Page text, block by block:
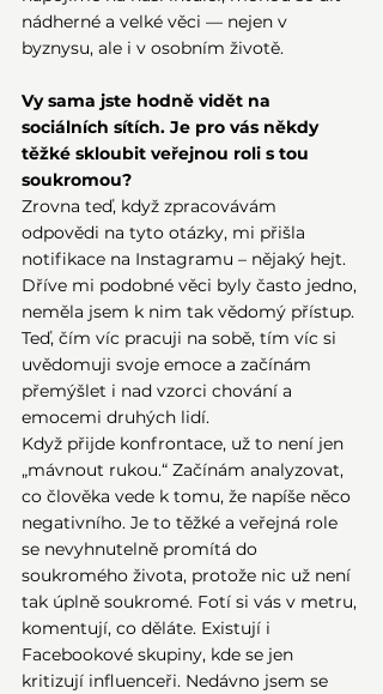
nádherné a velké věci — nejen v
byznysu, ale i v osobním životě.
Vy sama jste hodně vidět na
sociálních sítích. Je pro vás někdy
těžké skloubit veřejnou roli s tou
soukromou?
Zrovna teď, když zpracovávám
odpovědi na tyto otázky, mi přišla
notifikace na Instagramu – nějaký hejt.
Dříve mi podobné věci byly často jedno,
neměla jsem k nim tak vědomý přístup.
Teď, čím víc pracuji na sobě, tím víc si
uvědomuji svoje emoce a začínám
přemýšlet i nad vzorci chování a
emocemi druhých lidí.
Když přijde konfrontace, už to není jen
„mávnout rukou.“ Začínám analyzovat,
co člověka vede k tomu, že napíše něco
negativního. Je to těžké a veřejná role
se nevyhnutelně promítá do
soukromého života, protože nic už není
tak úplně soukromé. Fotí si vás v metru,
komentují, co děláte. Existují i
Facebookové skupiny, kde se jen
kritizují influenceři. Nedávno jsem se